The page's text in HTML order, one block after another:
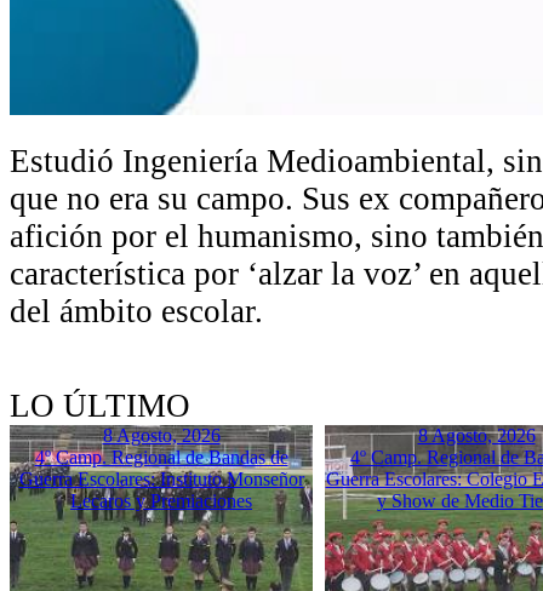
Estudió Ingeniería Medioambiental,
que no era su campo. Sus ex
afición por el humanismo, sino
característica por ‘alzar la voz’ en
del ámbito escolar.
LO ÚLTIMO
8 Agosto, 2026
4º Camp. Regional de Bandas de
Guerra Escolares: Instituto Monseñor
Lecaros y Premiaciones
8 Agosto, 2026
4º Camp. Regional de
Guerra Escolares: Colegio
y Show de Medio